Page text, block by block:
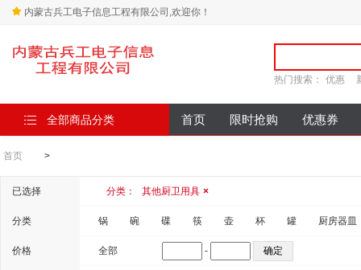
内蒙古兵工电子信息工程有限公司,欢迎你！
热门搜索： 优惠
全部商品分类 首页 限时抢购 优惠券
首页 >
已选择 分类： 其他厨卫用具 ×
分类 锅 碗 碟 筷 壶 杯 罐 厨房器皿
价格 全部 -